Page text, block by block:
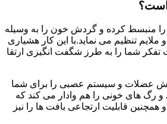
است؟
را منبسط کرده و گردش خون را به وسیله
تنظیم می نماید.با این کار هشیاری
تفکر شما را به طرز شگفت انگیزی ارتقا
عضلات و سیستم عصبی را برای شما
و رگ های خونی را هم وادار می کند که
قابلیت ارتجاعی بافت ها را نیز